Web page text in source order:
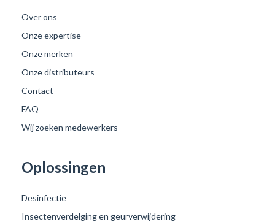
Over ons
Onze expertise
Onze merken
Onze distributeurs
Contact
FAQ
Wij zoeken medewerkers
Oplossingen
Desinfectie
Insectenverdelging en geurverwijdering